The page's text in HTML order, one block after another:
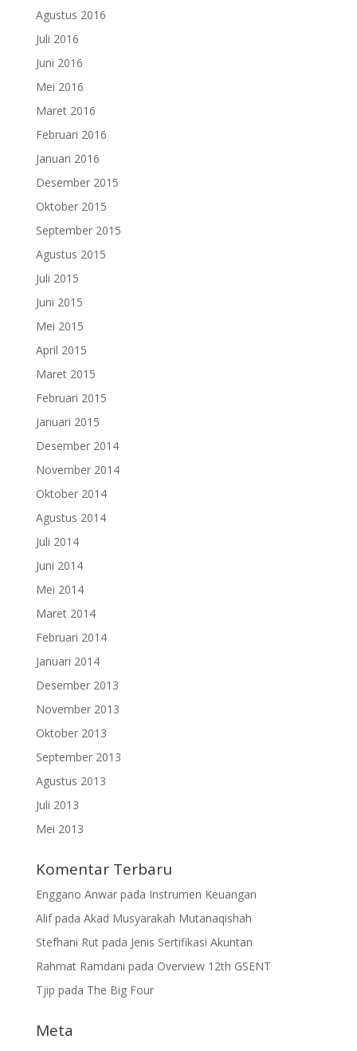
Agustus 2016
Juli 2016
Juni 2016
Mei 2016
Maret 2016
Februari 2016
Januari 2016
Desember 2015
Oktober 2015
September 2015
Agustus 2015
Juli 2015
Juni 2015
Mei 2015
April 2015
Maret 2015
Februari 2015
Januari 2015
Desember 2014
November 2014
Oktober 2014
Agustus 2014
Juli 2014
Juni 2014
Mei 2014
Maret 2014
Februari 2014
Januari 2014
Desember 2013
November 2013
Oktober 2013
September 2013
Agustus 2013
Juli 2013
Mei 2013
Komentar Terbaru
Enggano Anwarpada Instrumen Keuangan
Alifpada Akad Musyarakah Mutanaqishah
Stefhani Rutpada Jenis Sertifikasi Akuntan
Rahmat Ramdani pada Overview 12th GSENT
Tjip pada The Big Four
Meta